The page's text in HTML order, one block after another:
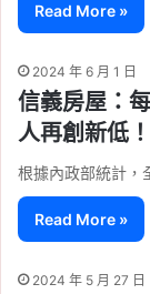
Read More »
2024 年 6 月 1 日
信義房屋：
人再創新低！
根據內政部統計，
Read More »
2024 年 5 月 27 日